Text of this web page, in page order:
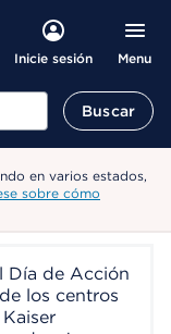
Inicie sesión Menu
Buscar
en varios estados,
sobre cómo
Día de Acción
los centros